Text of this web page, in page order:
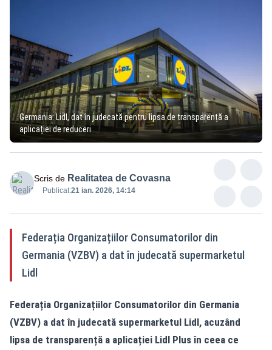
Germania: Lidl, dat în judecată pentru lipsa de transparență a
aplicației de reduceri
Scris de Realitatea de Covasna
Publicat:21 ian. 2026, 14:14
Federația Organizațiilor Consumatorilor din
Germania (VZBV) a dat în judecată supermarketul
Lidl
Federația Organizațiilor Consumatorilor din Germania
(VZBV) a dat în judecată supermarketul Lidl, acuzând
lipsa de transparență a aplicației Lidl Plus în ceea ce